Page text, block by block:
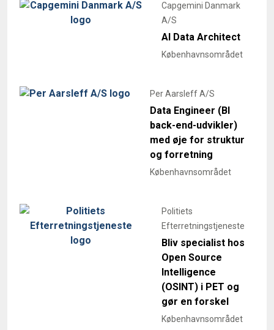
Capgemini Danmark
A/S
AI Data Architect
Københavnsområdet
Per Aarsleff A/S
Data Engineer (BI
back-end-udvikler)
med øje for struktur
og forretning
Københavnsområdet
Politiets
Efterretningstjeneste
Bliv specialist hos
Open Source
Intelligence
(OSINT) i PET og
gør en forskel
Københavnsområdet